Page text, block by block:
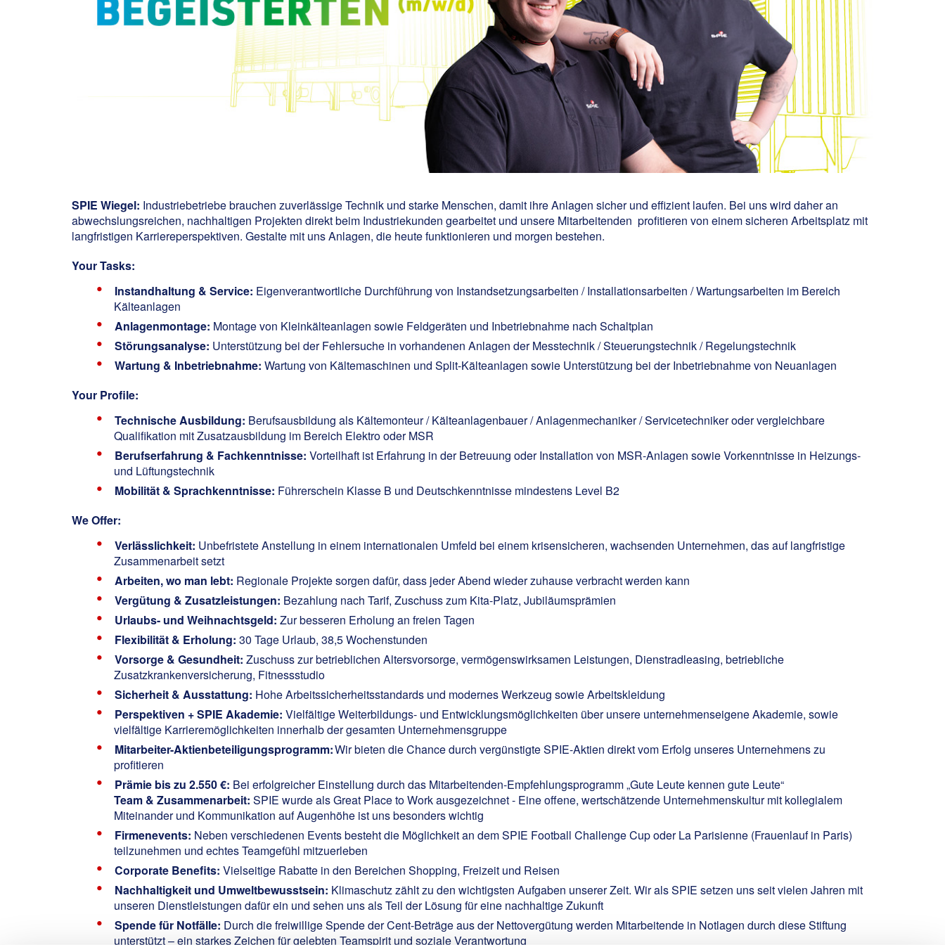
SPIE Wiegel: Industriebetriebe brauchen zuverlässige Technik und starke Menschen, damit ihre Anlagen sicher und effizient laufen. Bei uns wird daher an
abwechslungsreichen, nachhaltigen Projekten direkt beim Industriekunden gearbeitet und unsere Mitarbeitenden profitieren von einem sicheren Arbeitsplatz mit
langfristigen Karriereperspektiven. Gestalte mit uns Anlagen, die heute funktionieren und morgen bestehen.
Your Tasks:
Instandhaltung & Service: Eigenverantwortliche Durchführung von Instandsetzungsarbeiten / Installationsarbeiten / Wartungsarbeiten im Bereich
Kälteanlagen
Anlagenmontage: Montage von Kleinkälteanlagen sowie Feldgeräten und Inbetriebnahme nach Schaltplan
Störungsanalyse: Unterstützung bei der Fehlersuche in vorhandenen Anlagen der Messtechnik / Steuerungstechnik / Regelungstechnik
Wartung & Inbetriebnahme: Wartung von Kältemaschinen und Split-Kälteanlagen sowie Unterstützung bei der Inbetriebnahme von Neuanlagen
Your Profile:
Technische Ausbildung: Berufsausbildung als Kältemonteur / Kälteanlagenbauer / Anlagenmechaniker / Servicetechniker oder vergleichbare
Qualifikation mit Zusatzausbildung im Bereich Elektro oder MSR
Berufserfahrung & Fachkenntnisse: Vorteilhaft ist Erfahrung in der Betreuung oder Installation von MSR-Anlagen sowie Vorkenntnisse in Heizungs-
und Lüftungstechnik
Mobilität & Sprachkenntnisse: Führerschein Klasse B und Deutschkenntnisse mindestens Level B2
We Offer:
Verlässlichkeit: Unbefristete Anstellung in einem internationalen Umfeld bei einem krisensicheren, wachsenden Unternehmen, das auf langfristige
Zusammenarbeit setzt
Arbeiten, wo man lebt: Regionale Projekte sorgen dafür, dass jeder Abend wieder zuhause verbracht werden kann
Vergütung & Zusatzleistungen: Bezahlung nach Tarif, Zuschuss zum Kita-Platz, Jubiläumsprämien
Urlaubs- und Weihnachtsgeld: Zur besseren Erholung an freien Tagen
Flexibilität & Erholung: 30 Tage Urlaub, 38,5 Wochenstunden
Vorsorge & Gesundheit: Zuschuss zur betrieblichen Altersvorsorge, vermögenswirksamen Leistungen, Dienstradleasing, betriebliche
Zusatzkrankenversicherung, Fitnessstudio
Sicherheit & Ausstattung: Hohe Arbeitssicherheitsstandards und modernes Werkzeug sowie Arbeitskleidung
Perspektiven + SPIE Akademie: Vielfältige Weiterbildungs- und Entwicklungsmöglichkeiten über unsere unternehmenseigene Akademie, sowie
vielfältige Karrieremöglichkeiten innerhalb der gesamten Unternehmensgruppe
Mitarbeiter-Aktienbeteiligungsprogramm:Wir bieten die Chance durch vergünstigte SPIE-Aktien direkt vom Erfolg unseres Unternehmens zu
profitieren
Prämie bis zu 2.550 €: Bei erfolgreicher Einstellung durch das Mitarbeitenden-Empfehlungsprogramm „Gute Leute kennen gute Leute“
Team & Zusammenarbeit: SPIE wurde als Great Place to Work ausgezeichnet - Eine offene, wertschätzende Unternehmenskultur mit kollegialem
Miteinander und Kommunikation auf Augenhöhe ist uns besonders wichtig
Firmenevents: Neben verschiedenen Events besteht die Möglichkeit an dem SPIE Football Challenge Cup oder La Parisienne (Frauenlauf in Paris)
teilzunehmen und echtes Teamgefühl mitzuerleben
Corporate Benefits: Vielseitige Rabatte in den Bereichen Shopping, Freizeit und Reisen
Nachhaltigkeit und Umweltbewusstsein: Klimaschutz zählt zu den wichtigsten Aufgaben unserer Zeit. Wir als SPIE setzen uns seit vielen Jahren mit
unseren Dienstleistungen dafür ein und sehen uns als Teil der Lösung für eine nachhaltige Zukunft
Spende für Notfälle: Durch die freiwillige Spende der Cent-Beträge aus der Nettovergütung werden Mitarbeitende in Notlagen durch diese Stiftung
unterstützt – ein starkes Zeichen für gelebten Teamspirit und soziale Verantwortung